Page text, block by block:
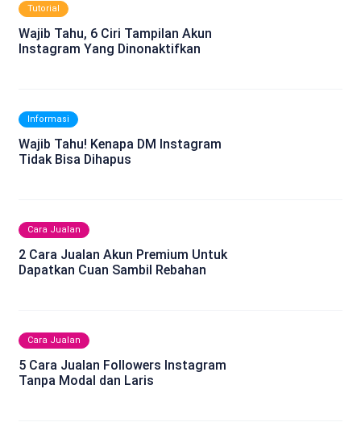
Tutorial
Wajib Tahu, 6 Ciri Tampilan Akun
Instagram Yang Dinonaktifkan
Informasi
Wajib Tahu! Kenapa DM Instagram
Tidak Bisa Dihapus
Cara Jualan
2 Cara Jualan Akun Premium Untuk
Dapatkan Cuan Sambil Rebahan
Cara Jualan
5 Cara Jualan Followers Instagram
Tanpa Modal dan Laris